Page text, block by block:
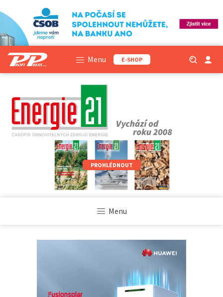
Menu E-SHOP
PROHLÉDNOUT
Menu